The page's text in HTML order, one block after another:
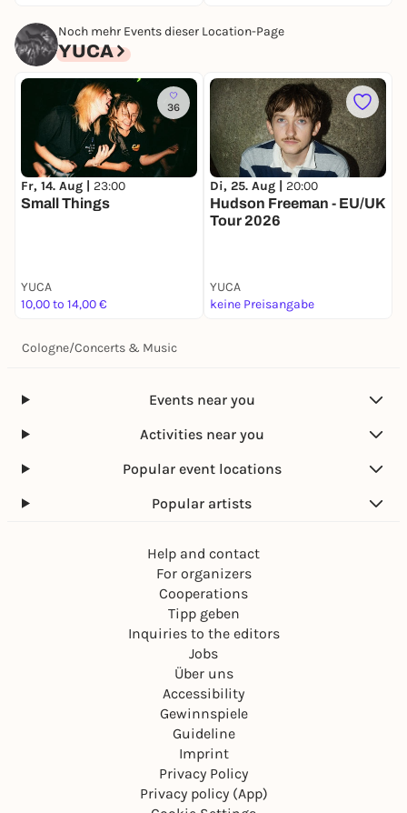
Noch mehr Events dieser Location-Page
YUCA
36
Fr, 14. Aug | 23:00
Small Things
YUCA
10,00 to 14,00 €
Di, 25. Aug | 20:00
Hudson Freeman - EU/UK
Tour 2026
YUCA
keine Preisangabe
Cologne/Concerts & Music
Events near you
Activities near you
Popular event locations
Popular artists
Help and contact
For organizers
Cooperations
Tipp geben
Inquiries to the editors
Jobs
Über uns
Accessibility
Gewinnspiele
Guideline
Imprint
Privacy Policy
Privacy policy (App)